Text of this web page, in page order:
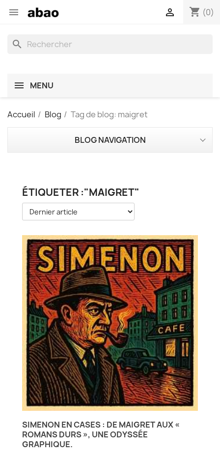
 shopping_cart (0)

search
MENU
Accueil Blog Tag de blog: maigret
BLOG NAVIGATION
ÉTIQUETER :"MAIGRET"
SIMENON EN CASES : DE MAIGRET AUX «
ROMANS DURS », UNE ODYSSÉE
GRAPHIQUE.